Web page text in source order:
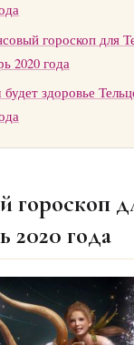
гороскоп для
2020 года
здоровье
2020 года